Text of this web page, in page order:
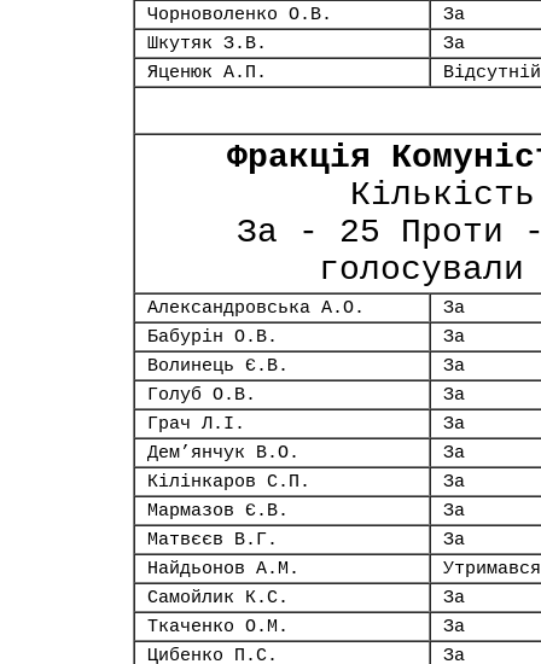
Чорноволенко О.В.
За
Шкутяк З.В.
За
Яценюк А.П.
Відсутній
Фракція
За - 25 Проти
Александровська А.О.
За
Бабурін О.В.
За
Волинець Є.В.
За
Голуб О.В.
За
Грач Л.І.
За
Дем’янчук В.О.
За
Кілінкаров С.П.
За
Мармазов Є.В.
За
Матвєєв В.Г.
За
Найдьонов А.М.
Утримався
Самойлик К.С.
За
Ткаченко О.М.
За
Цибенко П.С.
За